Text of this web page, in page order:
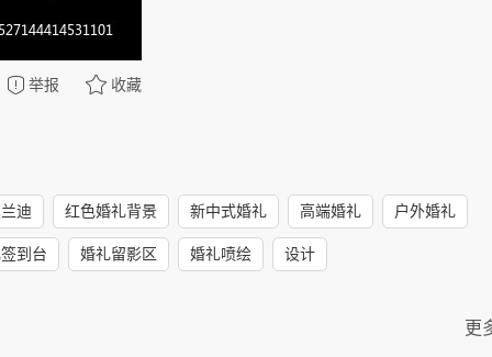
举报 收藏
迪 红色婚礼背景 新中式婚礼 高端婚礼 户外婚礼
到台 婚礼留影区 婚礼喷绘 设计
更